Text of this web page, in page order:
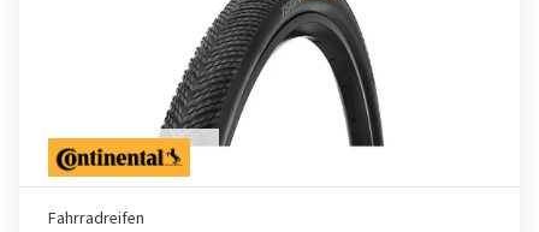
Fahrradreifen